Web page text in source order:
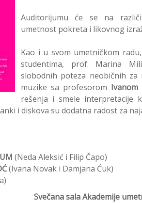
Auditorijumu će se na
umetnost pokreta i likovnog
Kao i u svom umetničkom
studentima, prof. Marina
slobodnih poteza neobičnih za
muzike sa profesorom Ivanom
rešenja i smele interpretacije
i diskova su dodatna radost za
(Neda Aleksić i Filip Čapo)
(Ivana Novak i Damjana Ćuk)
Svečana sala Akademije